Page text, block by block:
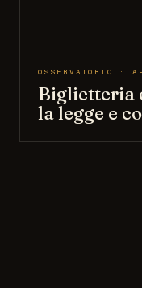
OSSERVATORIO ·
Biglietteria
la legge e